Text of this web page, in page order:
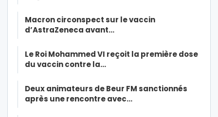
Macron circonspect sur le vaccin
d’AstraZeneca avant…
Le Roi Mohammed VI reçoit la première dose
du vaccin contre la…
Deux animateurs de Beur FM sanctionnés
après une rencontre avec…